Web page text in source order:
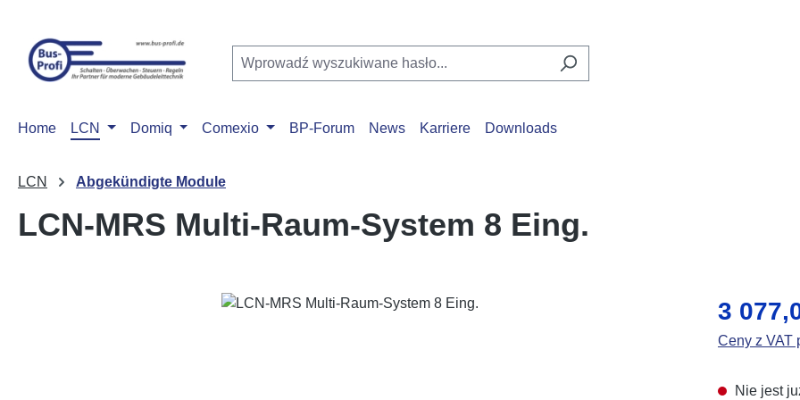
Home LCN Domiq Comexio BP-Forum News Karriere Downloads
LCN Abgekündigte Module
LCN-MRS Multi-Raum-System 8 Eing.
Cena
3
Ceny z VAT
Nie jest